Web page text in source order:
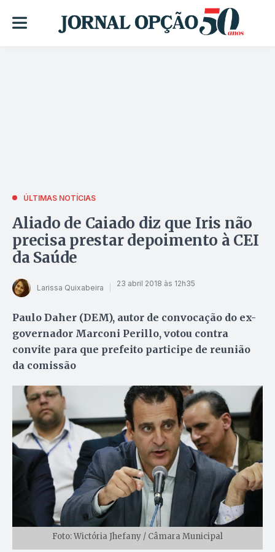
ÚLTIMAS NOTÍCIAS
Aliado de Caiado diz que Iris não
precisa prestar depoimento à CEI
da Saúde
Larissa Quixabeira 23 abril 2018 às 12h35
Paulo Daher (DEM), autor de convocação do ex-
governador Marconi Perillo, votou contra
convite para que prefeito participe de reunião
da comissão
Foto: Wictória Jhefany / Câmara Municipal